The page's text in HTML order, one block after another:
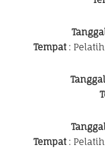
Tempat:
Tanggal
Tempat: